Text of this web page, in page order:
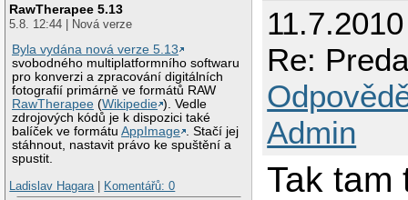
RawTherapee 5.13
5.8. 12:44 | Nová verze
Byla vydána nová verze 5.13
svobodného multiplatformního softwaru
pro konverzi a zpracování digitálních
fotografií primárně ve formátů RAW
RawTherapee (Wikipedie ). Vedle
zdrojových kódů je k dispozici také
balíček ve formátuAppImage . Stačí jej
stáhnout, nastavit právo ke spuštění a
spustit.
Ladislav Hagara| Komentářů: 0
Re:
Admin
Tak tam